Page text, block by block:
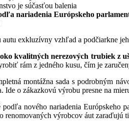
je súčasťou balenia
nariadenia Európskeho
autu exkluzívny vzhľad a podčiarkne
kvalitných nerezových trubiek z
rám z jedného kusu, čím je
montážna sada s podrobným
Ide o zákazkovú výrobu presne na
nového nariadenia Európskeho
výrobcov áut zaraďujú